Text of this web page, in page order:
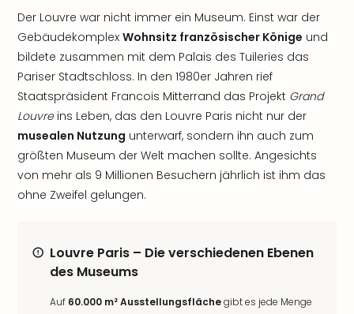
Der Louvre war nicht immer ein Museum. Einst war der
Gebäudekomplex Wohnsitz französischer Könige und
bildete zusammen mit dem Palais des Tuileries das
Pariser Stadtschloss. In den 1980er Jahren rief
Staatspräsident Francois Mitterrand das Projekt Grand
Louvreins Leben, das den Louvre Paris nicht nur der
musealen Nutzung unterwarf, sondern ihn auch zum
größten Museum der Welt machen sollte. Angesichts
von mehr als 9 Millionen Besuchern jährlich ist ihm das
ohne Zweifel gelungen.
Louvre Paris – Die verschiedenen Ebenen
des Museums
Auf 60.000 m² Ausstellungsflächegibt es jede Menge